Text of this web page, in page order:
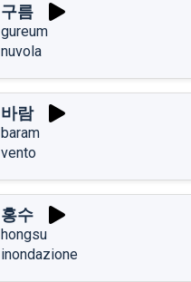
구름
gureum
nuvola
바람
baram
vento
홍수
hongsu
inondazione